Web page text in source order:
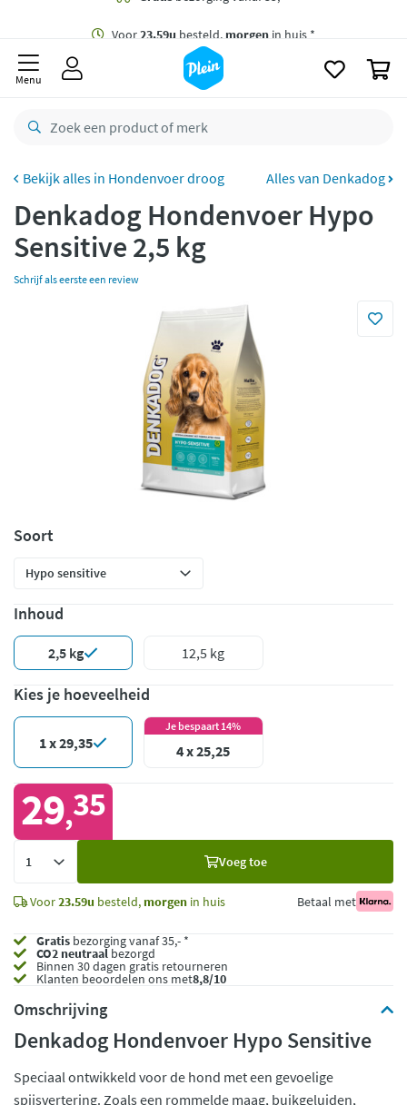
besteld,
retourneren
CO2 neutraal bezorgd
Betaal met Klarna
Menu
Hondenvoer droog Alles van Denkadog
Denkadog Hondenvoer Hypo
Sensitive 2,5 kg
Schrijf als eerste een review
Soort
Inhoud
2,5 kg 12,5 kg
Kies je hoeveelheid
1 x 29,35
Je bespaart 14%
4 x 25,25
29,35
Voeg toe
Voor23.59u besteld, morgen in huis Betaal met
Gratis bezorging vanaf 35,- *
CO2 neutraalbezorgd
Binnen 30 dagen gratis retourneren
Klanten beoordelen ons met8,8/10
Omschrijving
Denkadog Hondenvoer Hypo Sensitive
Speciaal ontwikkeld voor de hond met een gevoelige
spijsvertering. Zoals een rommelde maag, buikgeluiden,